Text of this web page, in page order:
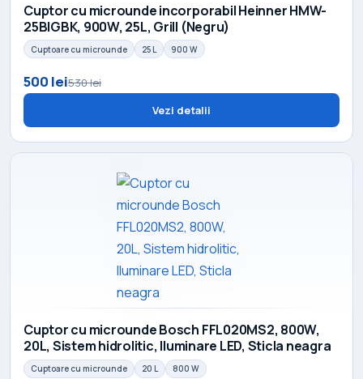
Cuptor cu microunde incorporabil Heinner HMW-
25BIGBK, 900W, 25L, Grill (Negru)
Cuptoare cu microunde 25 L 900 W
500 lei530 lei
Vezi detalii
Cuptor cu microunde Bosch FFL020MS2, 800W,
20L, Sistem hidrolitic, Iluminare LED, Sticla neagra
Cuptoare cu microunde 20 L 800 W